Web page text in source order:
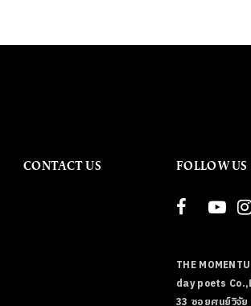
CONTACT US FOLLOW US
THE
day poets
33 ซอยศูนย์วิจัย